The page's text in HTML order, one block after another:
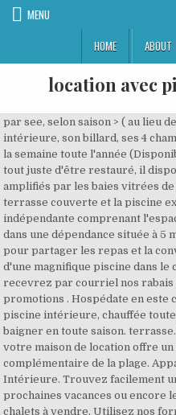
MENU
HOME
ABOUT
location avec
par see, selon saison > ( au lieu de ). La villa avec sa piscine intérieure, son billard, ses 4 chambres est disponible à la location à la semaine toute l'année (Disponibilités et Tarifs). Le séchoir vient tout juste d'être restauré, il dispose de beaux volumes, encore amplifiés par les baies vitrées de près de 9 m en tout ouvrant sur la terrasse couverte et la piscine extérieure. Une maison indépendante comprenant l'espace détente et nuit d’un côté, et, dans une dépendance située à 5 m en face, espace séjour cuisine, pour partager les repas et la convivialité d'être ensemble. Profitez d'une magnifique piscine dans le confort d'un chalet … Vous recevrez par courriel nos rabais de dernières minutes et nos promotions . Hospédate en este condominio en Ax-les-Thermes. La piscine intérieure, chauffée toute l'année vous permettra de vous baigner en toute saison. terrasse. La piscine intérieure chauffée de votre maison de location offre un lieu de détente et d’amusement complémentaire de la plage. Appartement vue mer Avec Piscine Intérieure. Trouvez facilement un chalet à louer pour vos prochaines vacances ou encore le chalet de vos rêves parmi nos chalets à vendre. Utilisez nos formulaires de contact, Locations de vacances en France Que ce soit... pour des vacances hors saison ou simplement pour avoir la possibilité de nager et de se baigner tous les jours, quelles que soient les conditions climatiques et la température, l'avantage d'une maison de prestige, d'un gite de charme ou d'une villa de luxe équipée d'une piscine intérieure chauffée est indéniable. ce grand chalet proposé à la location vous accueille pour des vacances en montagne, dans le domaine skiable des portes du soleil à Châtel. https://www.naturaki.com/fr/location-maison-piscine-interieure Toute l'eau de la bâtisse est alimentée au travers de 3 sources captées au pied du massif du Brézouard, eau de la piscine comprise ! Idéal pour 6 personnes grâce à ses trois chambres, c'est un lieu de repos raffiné aux prestations haut de gamme. Découvrez vite toutes nos locations saisonnière équipées d'une piscine intérieure. Photo de la piscine intérieure, de la location de vacances vue mer, des chambres face à la mer. Les chalets avec piscine intérieure offrent une expérience de vacances hors du commun! Chambre d'hôte de charme-bien-être-A10 sortie 36 La Grenade bleue piscine-spa intérieure en pierre, un sauna, modelages et soins, table d'hôte sur réservation. Location avec piscine pour les vacances. Périgord Noir, maison de vacances pour 6 personnes avec piscine intérieure. Maison avec piscine intérieure Holiday home in Montainville with indoor pool and 24-hour fitness centre An indoor pool, a 24-hour fitness centre and a garden are available at this smoke-free holiday home. location chalet avec piscine intérieure ban de laveline, villa, chalet, gite pour à personnes avec piscine intérieure. Le Village Vacances Là Ô ! 9 Boulevard des Dunes, Larmor-Plage, 56260, France. Au coeur d'un hameau en campagne, non isolé, un ancien corps de ferme traditionnel avec murs de pierres, poutres apparentes, restauré avec les nobles matériaux du Périgord. Location de vacances vue mer avec piscine intérieure aux Sables-d'Olonne. Estarás muy cerca de atracciones como Ax 3 Domaines Ski Resort y Fuente de agua termal Bassin des Ladres. A10 sortie 36 à partir de 79€.Charente maritime-Saintes-Cognac-Royan- Valide du 6 au 24 janvier 2021, Petite-Rivière-Saint-François, Charlevoix. casier à ski. Profitez d'une magnifique piscine dans le confort d'un chalet … Mon, Nov 9 - Tue, Nov 10 - Tue, Nov 10 Les meilleures maisons avec piscine intérieure Naturaki possède des maisons avec piscine intérieure en Espagne, dans la région de Gérone et de la Costa Brava. Grand jardin de 4500 m², clôturé. Maison atHome, villa à louer en Franche-Comté, dispose d'une piscine intérieure d'une superficie de 4 X 7 m. Idéale pour des vacances en famille ou entre amis ! You can use the Special Requests box when booking, or contact the property directly with the contact details provided in your confirmation. : 192,601 locations de vacances avec piscine chauffée / intérieure à louer. Annulation gratuite. Les chalets avec piscine intérieure offrent une expérience de vacances hors du commun! Villa haut de gamme pour 10 personnes tout équipée. Les 5 Suites luxueuses avec climatisation et salles de bains privatives accueilleront confortablement 5 couples. Optez pour une maison avec piscine intérieure en Australie Séjour détente sur la côte est australienne Avec ses cinq chambres, son immense jardin et sa piscine intérieure, cette grande maison de 437 m² est un vrai coin de paradis perdu en pleine nature où vous pourrez séjourner à douze personnes : idéal pour les familles nombreuses ou les grands groupes d’amis ! cour privative de m². Pas de location au week-end SAV-1102-433 (1807) Découvrez la Haute-Savoie hiver comme été ! Chatel, Domaine skiable Franco-Suisse des portes du soleil, location d'un chalet de vacances avec piscine intérieure et sauna en station de ski, pour 12 personnes - Ref. par see, selon saison > ( au lieu de ). Situé à La Salle-les-Alpes, le Chalet luxe Twin B avec piscine intérieure et sauna comprend une piscine privée et une connexion Wi-Fi gratuite. L'appartement de 116m², situé en rez de chaussée d'une villa bourgeoise entièrement rénovée a été conçu pour accueillir des personnes à mobilité réduite. Grâce à sa position dominante, elle bénéficie d'une très belle vue depuis toutes les pièces de la maison. Dans son style éco-lodge avec piscine intérieure, le Domaine